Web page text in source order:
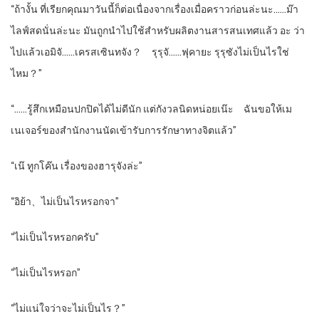
“ถ้างั้น ที่เรียกคุณมาวันนี้ก็ต่อเนื่องจากเรื่องเมื่อคราวก่อนล่ะนะ……ม๊า
ไลฟ์สดนั่นล่ะนะ มันถูกนำไปใช้สำหรับผลิตงานสารสนเทศแล้ว อะ ว่า
ไปแล้วเอมิจั……เครสเซินทจัง？ รุรุจั……ฟุคายะ รุรุซังไม่เป็นไรใช่
ไหม？”
“……รู้สึกเหมือนปกปิดได้ไม่ดีนัก แต่กังวลนิดหน่อยเน๊ะ ฉันขอให้เม
เนเจอร์ของสำนักงานนัดเข้ารับการรักษาทางจิตแล้ว”
“เน๊ ทูกโค๊น เรื่องของฮารุจังล่ะ”
“อิย้า、ไม่เป็นไรหรอกจา”
“ไม่เป็นไรหรอกครับ”
“ไม่เป็นไรหรอก”
“ไม่แน่ใจว่าจะไม่เป็นไร？”